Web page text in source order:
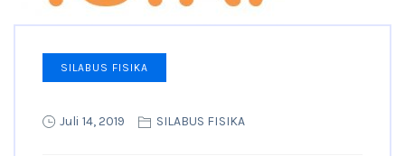
SILABUS FISIKA
Juli 14, 2019 SILABUS FISIKA